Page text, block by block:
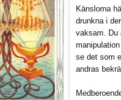
Känslorna
drunkna i
vaksam. Du
se det som
andras